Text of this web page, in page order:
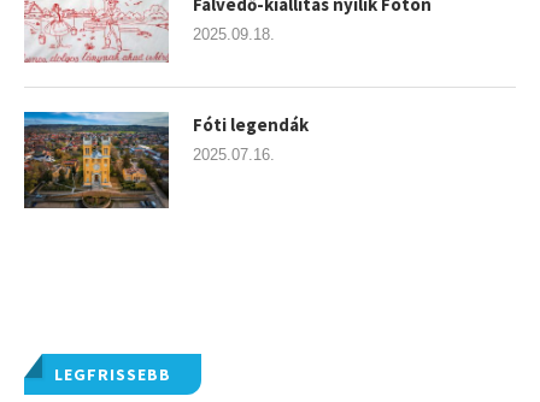
LEGFRISSEBB
Falvédő-kiállítás nyílik Fóton
2025.09.18.
Fóti legendák
2025.07.16.